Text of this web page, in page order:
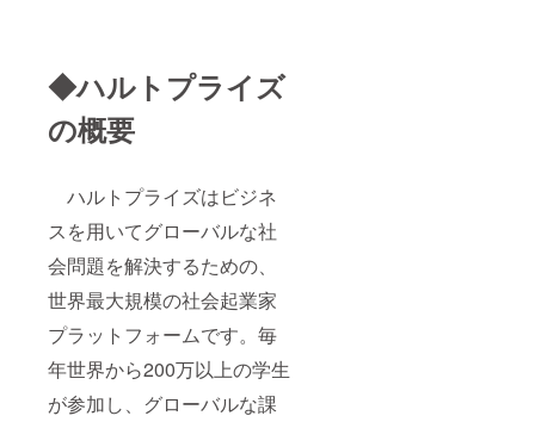
◆ハルトプライズ
の概要
ハルトプライズはビジネ
スを用いてグローバルな社
会問題を解決するための、
世界最大規模の社会起業家
プラットフォームです。毎
年世界から200万以上の学生
が参加し、グローバルな課